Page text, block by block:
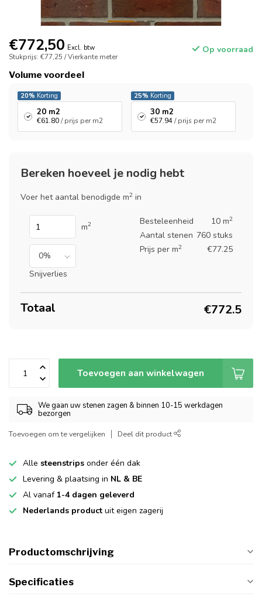
€772,50 Excl. btw
Stukprijs: €77,25 / Vierkante meter
Op voorraad
Volume voordeel
20% Korting
20 m2
€61.80/ prijs per m2
25% Korting
30 m2
€57.94/ prijs per m2
Bereken hoeveel je nodig hebt
Voer het aantal benodigde m2 in
m2
Snijverlies
Besteleenheid 10 m2
Aantal stenen 760 stuks
Prijs per m2 €77.25
Totaal €772.5
Toevoegen aan winkelwagen
We gaan uw stenen zagen & binnen 10-15 werkdagen
bezorgen
Toevoegen om te vergelijken Deel dit product
Alle steenstrips onder één dak
Levering & plaatsing in NL & BE
Al vanaf 1-4 dagen geleverd
Nederlands product uit eigen zagerij
Productomschrijving
Specificaties